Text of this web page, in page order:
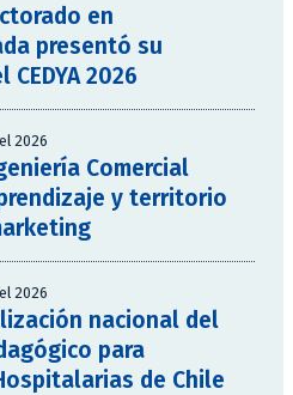
en
presentó su
2026
2026
Comercial
y territorio
2026
nacional del
para
de Chile